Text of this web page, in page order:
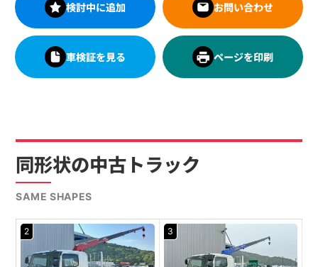
検討中に追加 お問い合わせ
車検証を見る ページを印刷
同形状の中古トラック
SAME SHAPES
2 3